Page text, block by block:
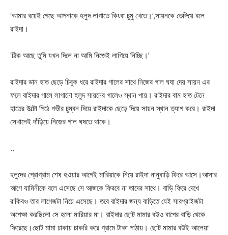
‘আমার বয়েই গেছে আপনাকে হলুদ লাগাতে কিংবা চুমু খেতে।’,সায়নকে ভেঙ্গিয়ে বলে
রাইদা।
‘ঠিক আছে তুমি যখন দিলে না আমি নিজেই লাগিয়ে নিচ্ছি।’
রাইদার ডান হাত ছেড়ে চিবুক ধরে রাইদার গালের সাথে নিজের গাল ঘষা দেয় সায়ন এর
ফলে রাইদার গালে লাগানো হলুদ সায়নের গালেও স্থান পায়। রাইদার বাম হাত টেনে
হাতের উল্টো পিঠে গভীর চুম্বন দিয়ে রাইদাকে ছেড়ে দিয়ে সায়ন স্থান ত্যাগ করে। রাইদা
সেখানেই দাঁড়িয়ে নিজের গাল ঘষতে থাকে।
..
হলুদের প্রোগ্রাম শেষ হওয়ার আগেই মারিয়াকে নিয়ে রাইদা নানুবাড়ি ফিরে আসে।আসার
আগে যামিনীকে বলে এসেছে সে আজকে ফিরবে না তাদের সাথে। বাড়ি ফিরে দেখে
রাকিবও তার লাগেজটা নিয়ে এসেছে। তবে রাইদার জন্য বাড়িতে যেই সারপ্রাইজটা
অপেক্ষা করছিলো সে হলো মারিয়ার মা। রাইদার ছোট মামার বউও বাপের বাড়ি থেকে
ফিরেছে।ছোট মামা ঢাকায় চাকরি করে গ্রামে টাকা পাঠায়। ছোট মামার বউই আলেয়া